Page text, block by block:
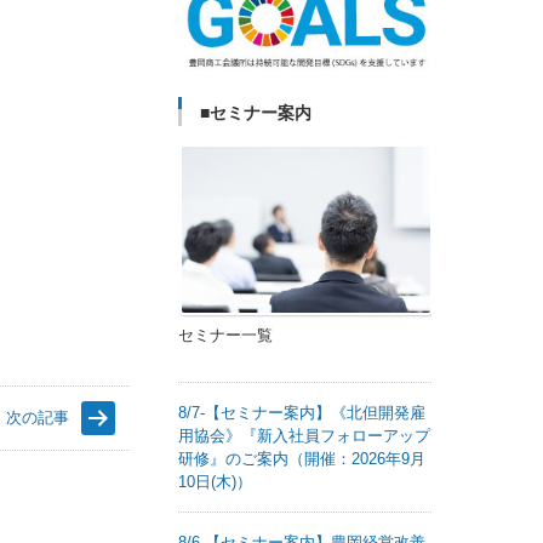
次の記事
■セミナー案内
セミナー一覧
8/7-【セミナー案内】《北但開発雇
用協会》『新入社員フォローアップ
研修』のご案内（開催：2026年9月
10日(木)）